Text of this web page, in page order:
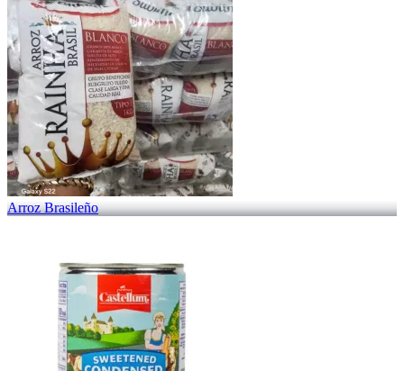
Arroz Brasileño